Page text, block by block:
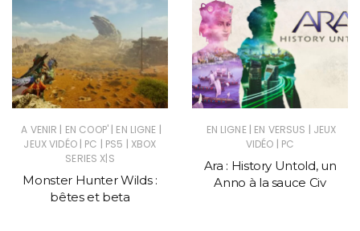
A VENIR | EN COOP' | EN LIGNE |
JEUX VIDÉO | PC | PS5 | XBOX
SERIES X|S
Monster Hunter Wilds :
bêtes et beta
EN LIGNE | EN VERSUS | JEUX
VIDÉO | PC
Ara : History Untold, un
Anno à la sauce Civ